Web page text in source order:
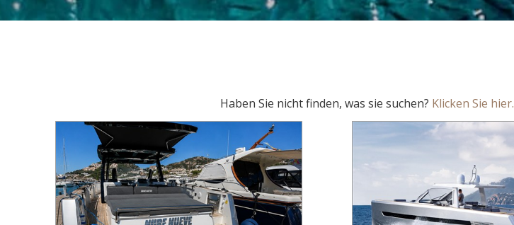
Haben Sie nicht finden, was sie suchen? Klicken Sie hier.